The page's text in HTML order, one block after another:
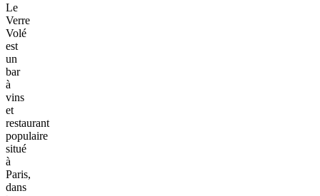
Le
Verre
Volé
est
un
bar
à
vins
et
restaurant
populaire
situé
à
Paris,
dans